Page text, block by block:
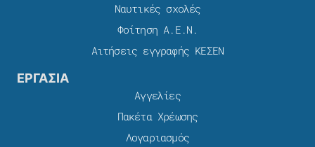
Ναυτικές σχολές
Φοίτηση Α.Ε.Ν.
Αιτήσεις εγγραφής ΚΕΣΕΝ
ΕΡΓΑΣΙΑ
Αγγελίες
Πακέτα Χρέωσης​
Λογαριασμός